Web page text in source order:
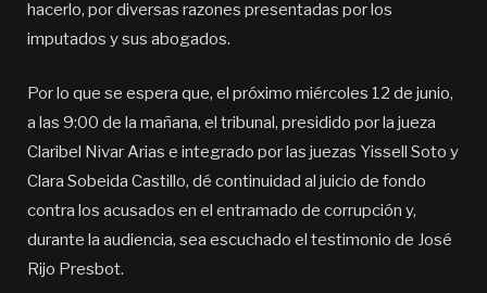
hacerlo, por diversas razones presentadas por los
imputados y sus abogados.
Por lo que se espera que, el próximo miércoles 12 de junio,
a las 9:00 de la mañana, el tribunal, presidido por la jueza
Claribel Nivar Arias e integrado por las juezas Yissell Soto y
Clara Sobeida Castillo, dé continuidad al juicio de fondo
contra los acusados en el entramado de corrupción y,
durante la audiencia, sea escuchado el testimonio de José
Rijo Presbot.